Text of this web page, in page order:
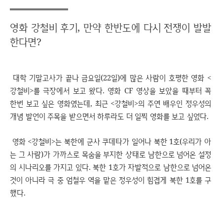
영화 강철비 후기, 만약 한반도에 다시 전쟁이 발발
한다면?
대학 기말고사가 끝나 금요일(22일)에 많은 사람이 호평한 영화 <
강철비>를 극장에서 보고 왔다. 영화 CF 영상을 보았을 때부터 꼭
한번 보고 싶은 영화였는데, 최근 <강철비>의 주연 배우인 정우성의
개념 발언이 주목을 받으면서 하루라도 더 일찍 영화를 보고 싶었다.
영화 <강철비>는 북한에 군사 쿠데타가 일어나 북한 1호(우리가 아
는 그 사람)가 가까스로 목숨을 부지한 상태로 남한으로 넘어온 설정
의 시나리오를 가지고 있다. 북한 1호가 자발적으로 남한으로 넘어온
것이 아니라 극 중 엄철우 역을 맡은 정우성이 힘겹게 북한 1호를 구
했다.